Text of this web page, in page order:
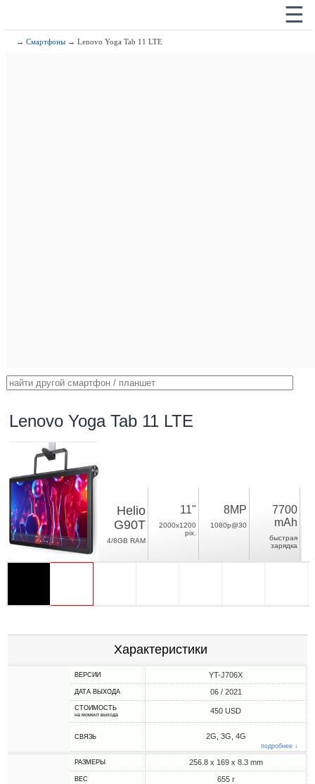
☰
→Смартфоны → Lenovo Yoga Tab 11 LTE
Lenovo Yoga Tab 11 LTE
Helio
G90T
4/8GB RAM
11"
2000x1200
pix.
8MP
1080p@30
7700
mAh
быстрая
зарядка
Характеристики
ВЕРСИИ YT-J706X
ДАТА ВЫХОДА 06 / 2021
СТОИМОСТЬ
на момент выхода 450 USD
СВЯЗЬ 2G, 3G, 4G
подробнее ↓
РАЗМЕРЫ 256.8 x 169 x 8.3 mm
ВЕС 655 г